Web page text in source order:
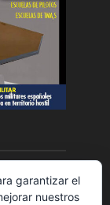
garantizar el
nuestros